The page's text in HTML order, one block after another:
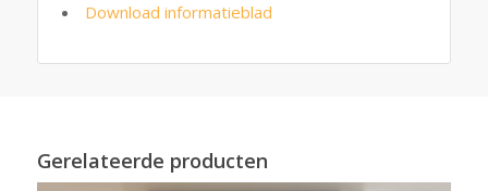
Download informatieblad
Gerelateerde producten